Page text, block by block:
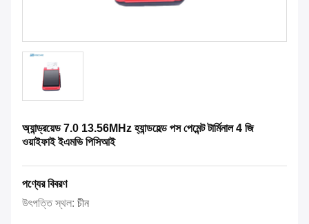
অ্যান্ড্রয়েড 7.0 13.56MHz হ্যান্ডহেল্ড পস পেমেন্ট টার্মিনাল 4 জি
ওয়াইফাই ইএমভি পিসিআই
পণ্যের বিবরণ
উৎপত্তি স্থল: চীন